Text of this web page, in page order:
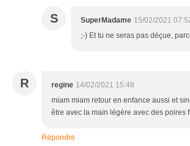
S SuperMadame 15/02/2021
;-) Et tu ne seras pas déçue,
R regine 14/02/2021 15:48
miam miam retour en enfance aussi et
être avec la main légère avec des poires
Répondre